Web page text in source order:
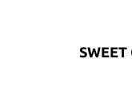
SWEET